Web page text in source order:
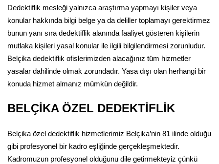
Dedektiflik mesleği yalnızca araştırma yapmayı kişiler veya
konular hakkında bilgi belge ya da deliller toplamayı gerektirmez
bunun yanı sıra dedektiflik alanında faaliyet gösteren kişilerin
mutlaka kişileri yasal konular ile ilgili bilgilendirmesi zorunludur.
Belçika dedektiflik ofislerimizden alacağınız tüm hizmetler
yasalar dahilinde olmak zorundadır. Yasa dışı olan herhangi bir
konuda hizmet almanız mümkün değildir.
BELÇİKA ÖZEL DEDEKTİFLİK
Belçika özel dedektiflik hizmetlerimiz Belçika’nin 81 ilinde olduğu
gibi profesyonel bir kadro eşliğinde gerçekleşmektedir.
Kadromuzun profesyonel olduğunu dile getirmekteyiz çünkü